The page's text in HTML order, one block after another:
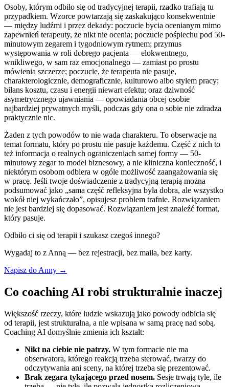
Osoby, którym odbiło się od tradycyjnej terapii, rzadko trafiają tu
przypadkiem. Wzorce powtarzają się zaskakująco konsekwentnie
— między ludźmi i przez dekady: poczucie bycia ocenianym mimo
zapewnień terapeuty, że nikt nie ocenia; poczucie pośpiechu pod 50-
minutowym zegarem i tygodniowym rytmem; przymus
występowania w roli dobrego pacjenta — elokwentnego,
wnikliwego, w sam raz emocjonalnego — zamiast po prostu
mówienia szczerze; poczucie, że terapeuta nie pasuje,
charakterologicznie, demograficznie, kulturowo albo stylem pracy;
bilans kosztu, czasu i energii niewart efektu; oraz dziwność
asymetrycznego ujawniania — opowiadania obcej osobie
najbardziej prywatnych myśli, podczas gdy ona o sobie nie zdradza
praktycznie nic.
Żaden z tych powodów to nie wada charakteru. To obserwacje na
temat formatu, który po prostu nie pasuje każdemu. Część z nich to
też informacja o realnych ograniczeniach samej formy — 50-
minutowy zegar to model biznesowy, a nie kliniczna konieczność, i
niektórym osobom odbiera w ogóle możliwość zaangażowania się
w pracę. Jeśli twoje doświadczenie z tradycyjną terapią można
podsumować jako „sama część refleksyjna była dobra, ale wszystko
wokół niej wykańczało”, opisujesz problem trafnie. Rozwiązaniem
nie jest bardziej się dopasować. Rozwiązaniem jest znaleźć format,
który pasuje.
Odbiło ci się od terapii i szukasz czegoś innego?
Wygadaj to z Anną — bez rejestracji, bez maila, bez karty.
Napisz do Anny →
Co coaching AI robi strukturalnie inaczej
Większość rzeczy, które ludzie wskazują jako powody odbicia się
od terapii, jest strukturalna, a nie wpisana w samą pracę nad sobą.
Coaching AI domyślnie zmienia ich kształt:
Nikt na ciebie nie patrzy. W tym formacie nie ma
obserwatora, którego reakcją trzeba sterować, twarzy do
odczytywania ani sceny, na której trzeba się prezentować.
Brak zegara tykającego przed nosem. Sesje trwają tyle, ile